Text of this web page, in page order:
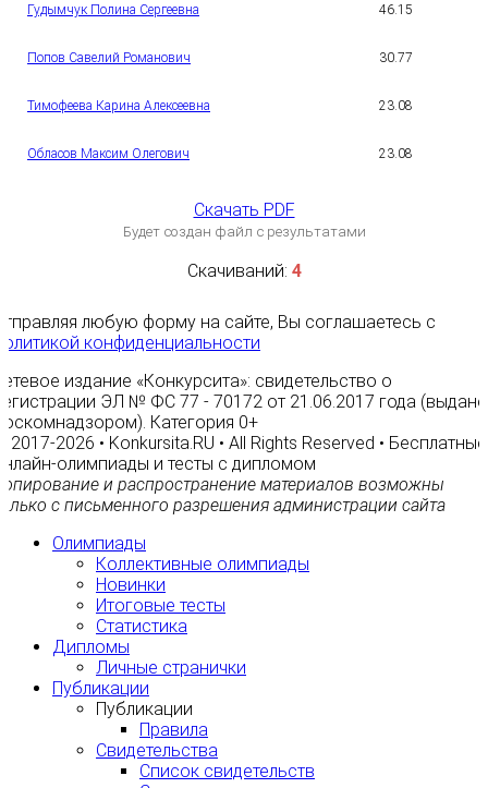
Гудымчук Полина Сергеевна 46.15
Попов Савелий Романович 30.77
Тимофеева Карина Алексеевна 23.08
Обласов Максим Олегович 23.08
Скачать PDF
Будет создан файл с результатами
Скачиваний: 4
любую форму на сайте, Вы соглашаетесь с
конфиденциальности
издание «Конкурсита»: свидетельство о
ЭЛ № ФС 77 - 70172 от 21.06.2017 года (выдано
Категория 0+
2017-2026 • Konkursita.RU • All Rights Reserved • Бесплатные
олимпиады и тесты с дипломом
и распространение материалов возможны
с письменного разрешения администрации сайта
Олимпиады
Коллективные олимпиады
Новинки
Итоговые тесты
Статистика
Дипломы
Личные странички
Публикации
Публикации
Правила
Свидетельства
Список свидетельств